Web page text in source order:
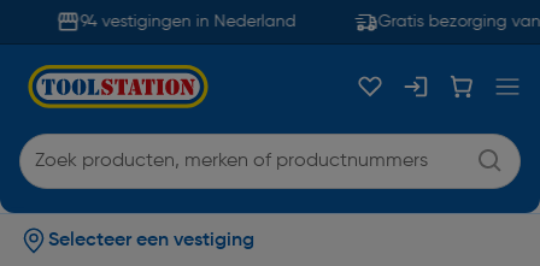
94 vestigingen in Nederland Gratis bezorging
Selecteer een vestiging